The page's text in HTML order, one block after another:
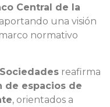
Central de la
una visión
normativo
reafirma
de espacios de
, orientados a